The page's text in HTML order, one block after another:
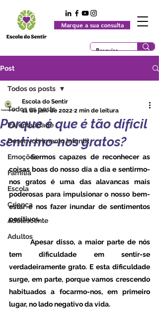
Marque a sua consulta
Post
Todos os posts
Parentalidade
Desenvolvimento Infantil
Emoções
Família
Escola
Criança
Adolescente
Adultos
Todos os posts
Porque é que é tão difícil
sentirmo-nos gratos?
Escola do Sentir
11 de jan. de 2022 2 min de leitura
	Sermos capazes de reconhecer as
coisas boas do nosso dia a dia e sentirmo-
nos gratos é uma das alavancas mais
poderosas para impulsionar o nosso bem-
estar e nos fazer inundar de sentimentos
positivos.
tem dificuldade em sentir-se
verdadeiramente grato. E esta dificuldade
surge, em parte, porque vamos crescendo
habituados a focarmo-nos, em primeiro
lugar, no lado negativo da vida.